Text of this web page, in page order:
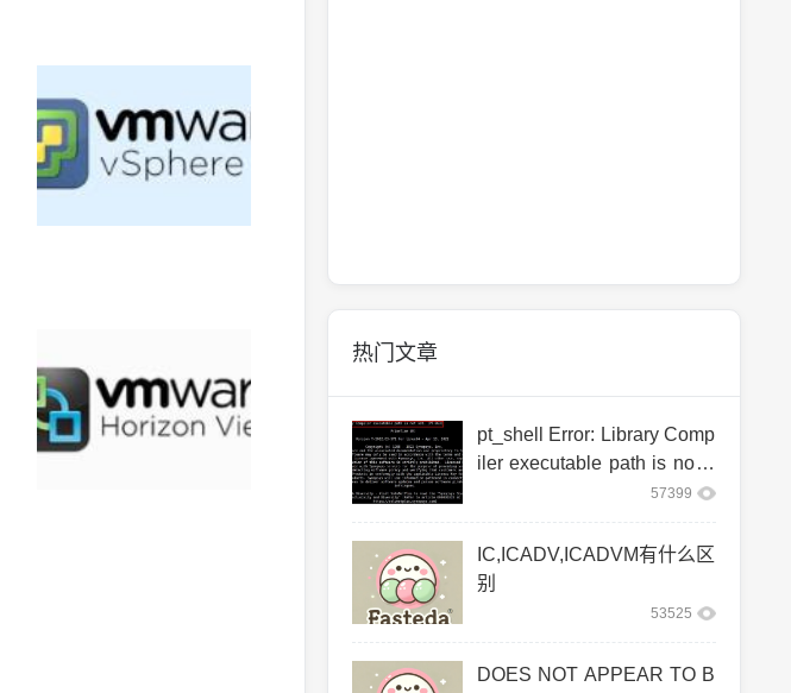
热门文章
pt_shell Error: Library Comp
iler executable path is not s
57399
IC,ICADV,ICADVM有什么区
别
53525
DOES NOT APPEAR TO B